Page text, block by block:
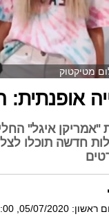
מטיקטוק
"אמריקן איגל"
05/07/2020, 18:00